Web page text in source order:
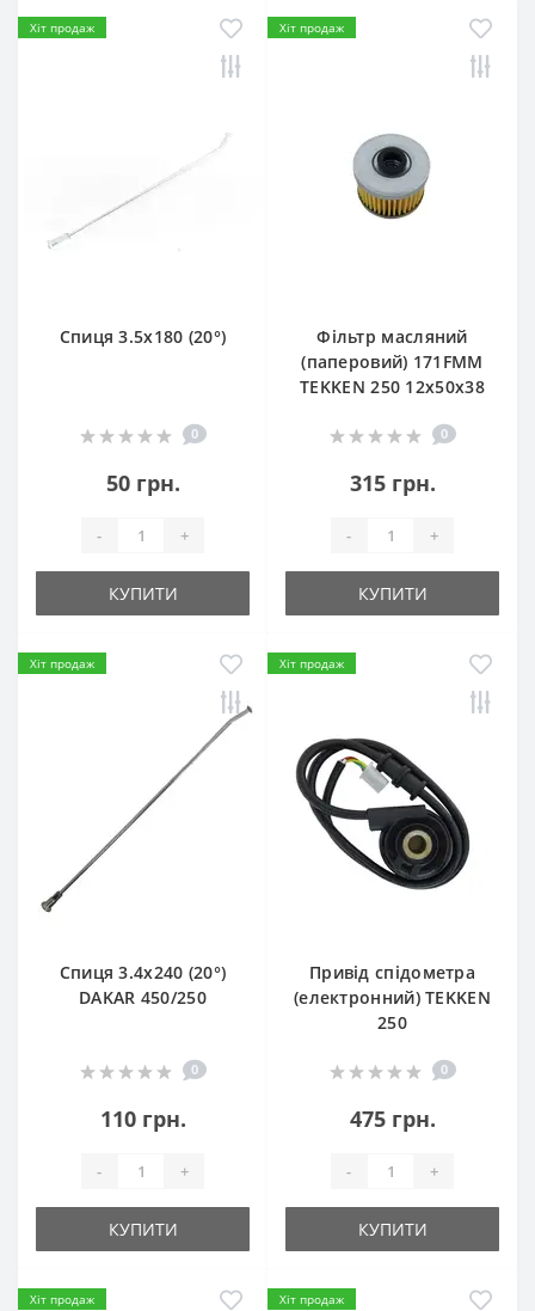
Хіт продаж
Спиця 3.5х180 (20°)
0
50 грн.
- +
КУПИТИ
Хіт продаж
Фільтр масляний
(паперовий) 171FMM
TEKKEN 250 12х50х38
0
315 грн.
- +
КУПИТИ
Хіт продаж
Спиця 3.4х240 (20°)
DAKAR 450/250
0
110 грн.
- +
КУПИТИ
Хіт продаж
Привід спідометра
(електронний) TEKKEN
250
0
475 грн.
- +
КУПИТИ
Хіт продаж Хіт продаж